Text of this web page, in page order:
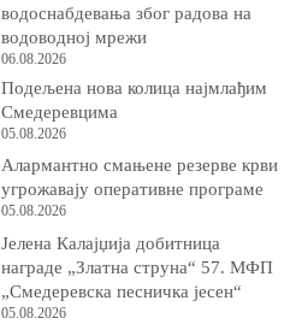
водоснабдевања због радова на
водоводној мрежи
06.08.2026
Подељена нова колица најмлађим
Смедеревцима
05.08.2026
Алармантно смањене резерве крви
угрожавају оперативне програме
05.08.2026
Јелена Калајџија добитница
награде „Златна струна“ 57. МФП
„Смедеревска песничка јесен“
05.08.2026